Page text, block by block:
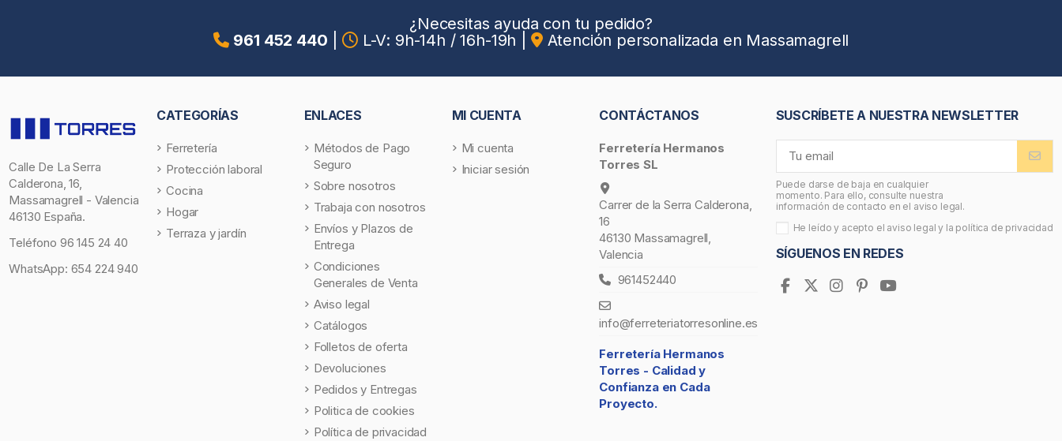
¿Necesitas ayuda con tu pedido?
961 452 440
L-V: 9h-14h / 16h-19h Atención personalizada en Massamagrell
Calle De La Serra
Calderona, 16,
Massamagrell - Valencia
46130 España.
Teléfono 96 145 24 40
WhatsApp: 654 224 940
CATEGORÍAS
Ferretería
Protección laboral
Cocina
Hogar
Terraza y jardín
ENLACES
Métodos de Pago
Seguro
Sobre nosotros
Trabaja con nosotros
Envíos y Plazos de
Entrega
Condiciones
Generales de Venta
Aviso legal
Catálogos
Folletos de oferta
Devoluciones
Pedidos y Entregas
Politica de cookies
Política de privacidad
MI CUENTA
Mi cuenta
Iniciar sesión
CONTÁCTANOS
Ferretería Hermanos
Torres SL
Carrer de la Serra Calderona,
16
46130 Massamagrell,
Valencia
961452440
info@ferreteriatorresonline.es
Ferretería Hermanos
Torres - Calidad y
Confianza en Cada
Proyecto.
SUSCRÍBETE A NUESTRA NEWSLETTER
Puede darse de baja en cualquier
momento. Para ello, consulte nuestra
información de contacto en el aviso legal.
He leído y acepto el aviso legal y la política de privacidad
SÍGUENOS EN REDES